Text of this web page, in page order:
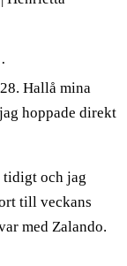
Hallå mina
hoppade direkt
och jag
till veckans
med Zalando.